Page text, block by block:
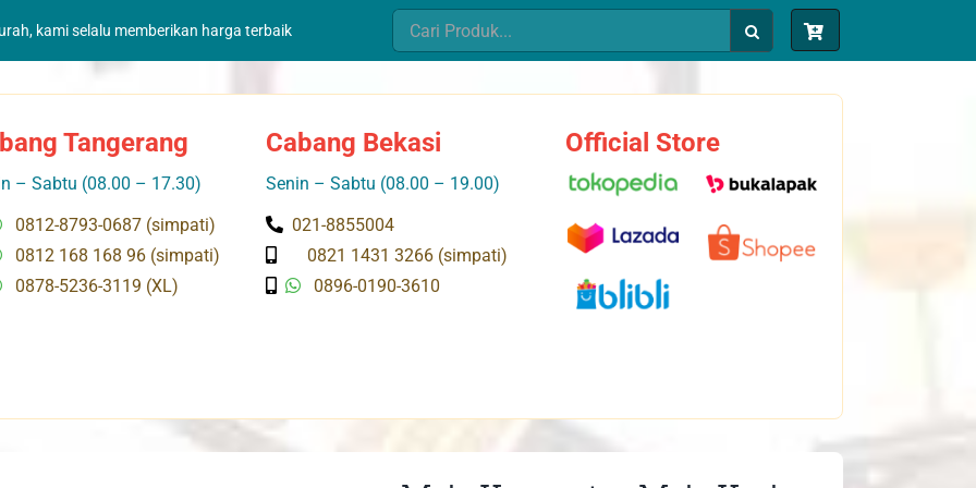
kami selalu memberikan harga terbaik
Search
for:
Tangerang
– Sabtu (08.00 – 17.30)
0812-8793-0687 (simpati)
0812 168 168 96 (simpati)
0878-5236-3119 (XL)
Cabang Bekasi
Senin – Sabtu (08.00 – 19.00)
021-8855004
0821 1431 3266 (simpati)
0896-0190-3610
Official Store